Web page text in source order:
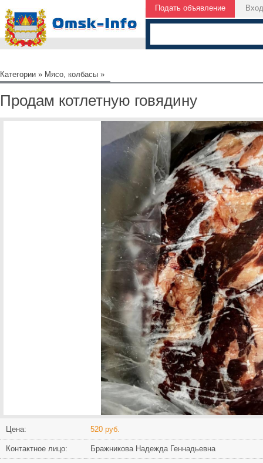
Подать объявление Вход
Категории » Мясо, колбасы »
Продам котлетную говядину
Цена: 520 руб.
Контактное лицо: Бражникова Надежда Геннадьевна